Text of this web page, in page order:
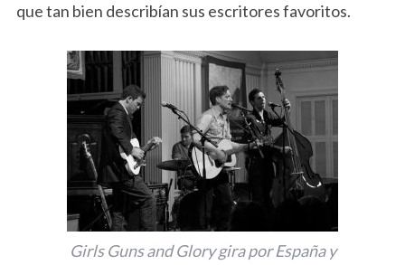
que tan bien describían sus escritores favoritos.
Girls Guns and Glory gira por España y